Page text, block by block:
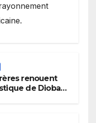
renouent
de Diobaye